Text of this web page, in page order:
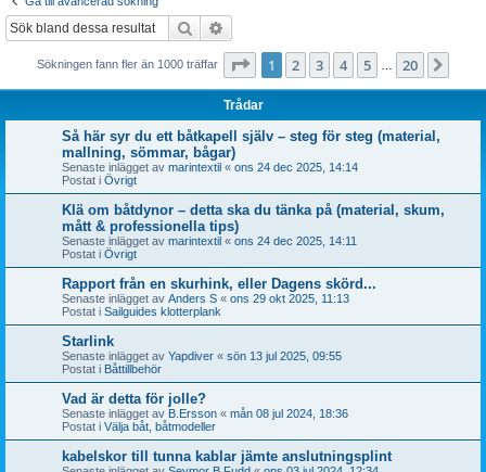
Sök
Sökningen fann fler än 1000 träffar Sida av 20
1 2 3 4 5 20
Trådar
Så här syr du ett båtkapell själv – steg för steg (material,
mallning, sömmar, bågar)
Senaste inlägget av marintextil « ons 24 dec 2025, 14:14
Postat i Övrigt
Klä om båtdynor – detta ska du tänka på (material, skum,
mått & professionella tips)
Senaste inlägget av marintextil « ons 24 dec 2025, 14:11
Postat i Övrigt
Rapport från en skurhink, eller Dagens skörd...
Senaste inlägget av Anders S « ons 29 okt 2025, 11:13
Postat i Sailguides klotterplank
Starlink
Senaste inlägget av Yapdiver « sön 13 jul 2025, 09:55
Postat i Båttillbehör
Vad är detta för jolle?
Senaste inlägget av B.Ersson « mån 08 jul 2024, 18:36
Postat i Välja båt, båtmodeller
kabelskor till tunna kablar jämte anslutningsplint